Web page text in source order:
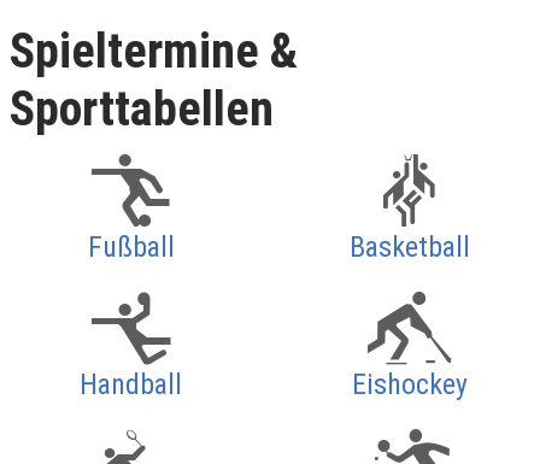
Spieltermine &
Sporttabellen
Fußball Basketball
Handball Eishockey